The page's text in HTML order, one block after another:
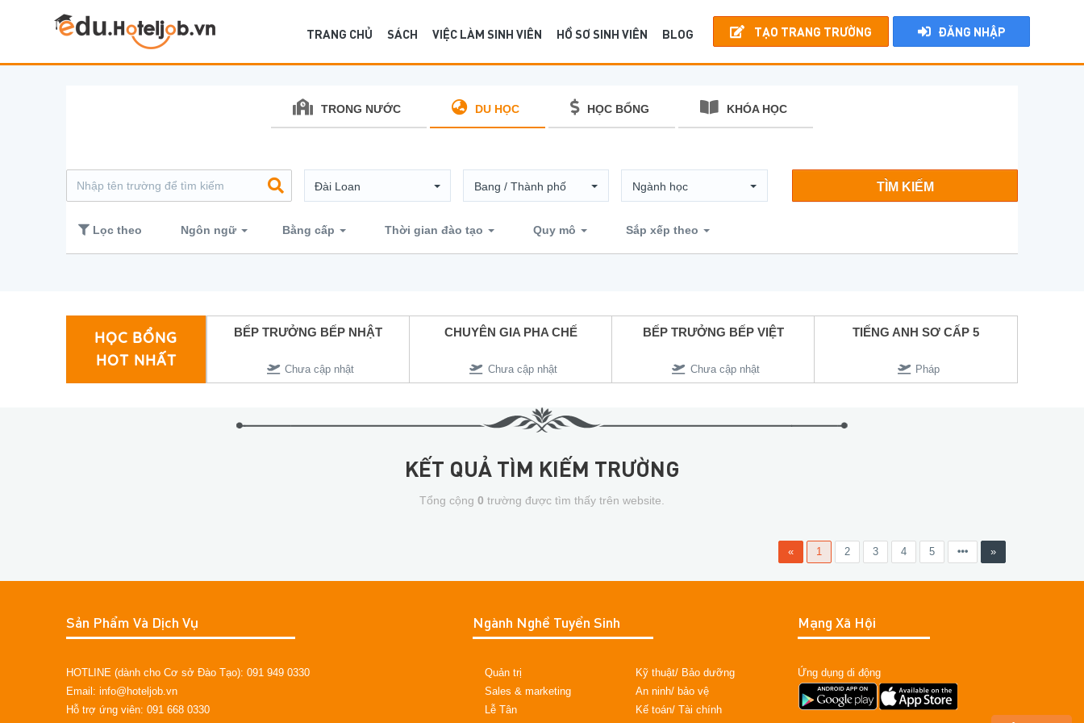
TẠO TRANG TRƯỜNG ĐĂNG NHẬP
TRANG CHỦ SÁCH VIỆC LÀM SINH VIÊN HỒ SƠ SINH VIÊN BLOG
TRONG NƯỚC DU HỌC HỌC BỔNG KHÓA HỌC
Đài Loan Bang / Thành phố Ngành học TÌM KIẾM
Lọc theo Ngôn ngữ Bằng cấp Thời gian đào tạo Quy mô Sắp xếp theo
HỌC BỔNG
HOT NHẤT
BẾP TRƯỞNG
Chưa cập nhật
BẾP TRƯỞNG BẾP NHẬT
Chưa cập nhật
CHUYÊN GIA PHA CHẾ
Chưa cập nhật
BẾP TRƯỞNG BẾP VIỆT
Chưa cập nhật
TIẾNG ANH SƠ CẤP 5
Pháp
KẾT QUẢ TÌM KIẾM TRƯỜNG
Tổng cộng 0 trường được tìm thấy trên website.
« 1 2 3 4 5 »
Sản Phẩm Và Dịch Vụ
HOTLINE (dành cho Cơ sở Đào Tạo): 091 949 0330
Email: info@hoteljob.vn
Hỗ trợ ứng viên: 091 668 0330
Ngành Nghề Tuyển Sinh
Quản trị
Sales & marketing
Lễ Tân
Kỹ thuật/ Bảo dưỡng
An ninh/ bảo vệ
Kế toán/ Tài chính
Mạng Xã Hội
Ứng dụng di động